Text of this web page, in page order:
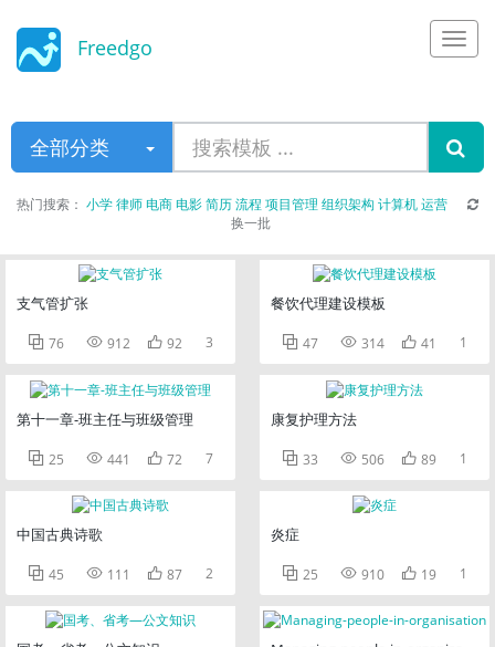
Freedgo
全部分类
热门搜索： 小学律师电商电影简历流程 项目管理 组织架构 计算机运营
换一批
支气管扩张
 76  912  92 3
第十一章-班主任与班级管理
 25  441  72 7
中国古典诗歌
 45  111  87 2
餐饮代理建设模板
 47  314  41 1
康复护理方法
 33  506  89 1
炎症
 25  910  19 1